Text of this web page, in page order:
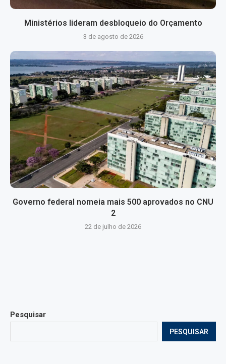
Ministérios lideram desbloqueio do Orçamento
3 de agosto de 2026
Governo federal nomeia mais 500 aprovados no CNU
2
22 de julho de 2026
Pesquisar
PESQUISAR